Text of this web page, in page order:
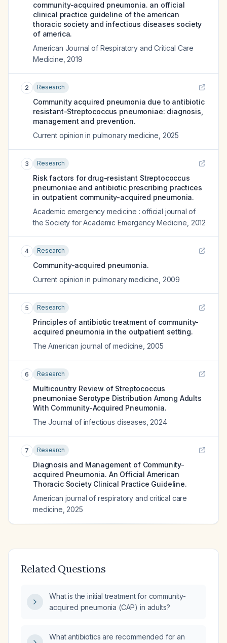
community-acquired pneumonia. an official
clinical practice guideline of the american
thoracic society and infectious diseases society
of america.
American Journal of Respiratory and Critical Care
Medicine 2019
2 Research
Community acquired pneumonia due to antibiotic
resistant-Streptococcus pneumoniae: diagnosis,
management and prevention.
Current opinion in pulmonary medicine 2025
3 Research
Risk factors for drug-resistant Streptococcus
pneumoniae and antibiotic prescribing practices
in outpatient community-acquired pneumonia.
Academic emergency medicine : official journal of
the Society for Academic Emergency Medicine 2012
4 Research
Community-acquired pneumonia.
Current opinion in pulmonary medicine 2009
5 Research
Principles of antibiotic treatment of community-
acquired pneumonia in the outpatient setting.
The American journal of medicine 2005
6 Research
Multicountry Review of Streptococcus
pneumoniae Serotype Distribution Among Adults
With Community-Acquired Pneumonia.
The Journal of infectious diseases 2024
7 Research
Diagnosis and Management of Community-
acquired Pneumonia. An Official American
Thoracic Society Clinical Practice Guideline.
American journal of respiratory and critical care
medicine 2025
Related Questions
What is the initial treatment for community-
acquired pneumonia (CAP) in adults?
What antibiotics are recommended for an